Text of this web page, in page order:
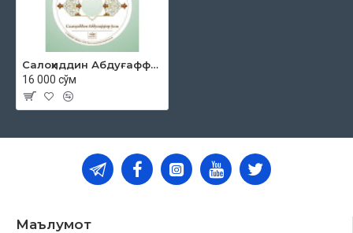
Салоҳиддин Абдуғаффор ўғли «Мустаҳкам оила - юрт таянчи» (МР3)
16 000 сўм
Маълумот